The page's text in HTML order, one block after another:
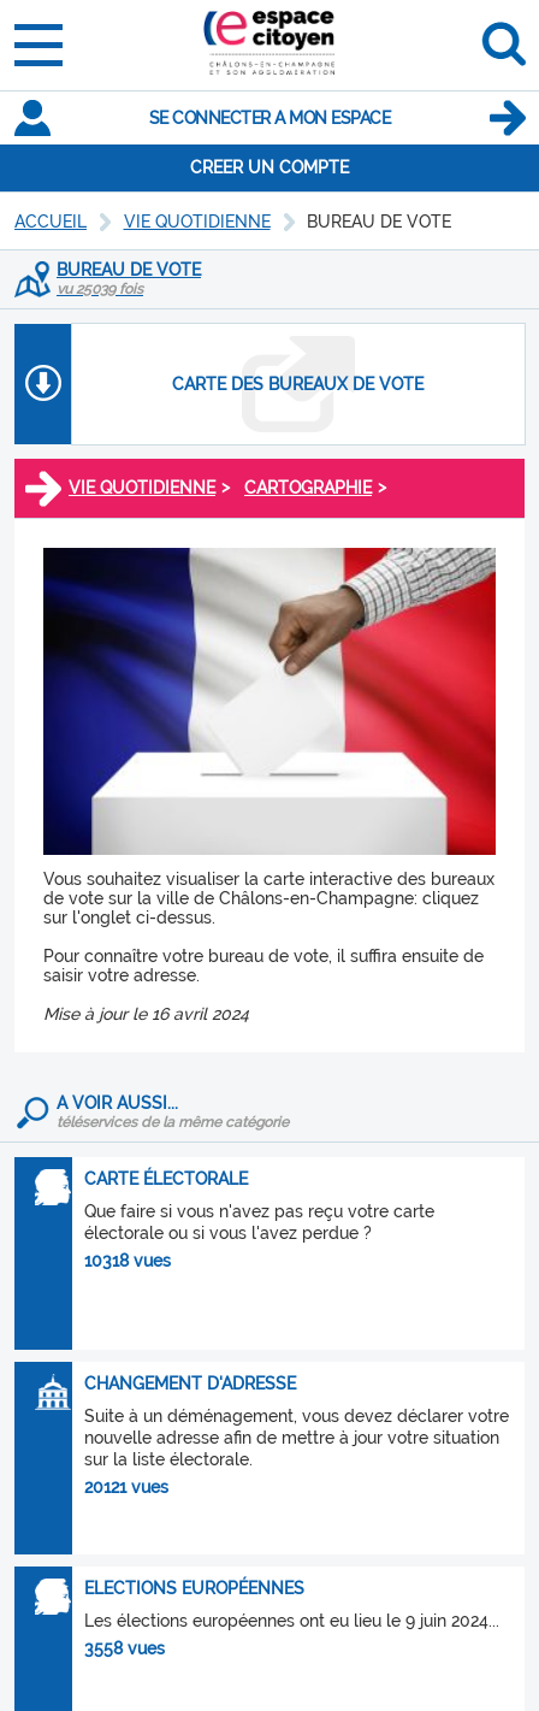
SE CONNECTER A MON ESPACE
CREER UN COMPTE
ACCUEIL VIE QUOTIDIENNE BUREAU DE VOTE
BUREAU DE VOTE
vu 25039 fois
CARTE DES BUREAUX DE VOTE
VIE QUOTIDIENNE > CARTOGRAPHIE >
Vous souhaitez visualiser la carte interactive des bureaux
de vote sur la ville de Châlons-en-Champagne: cliquez
sur l'onglet ci-dessus.
Pour connaître votre bureau de vote, il suffira ensuite de
saisir votre adresse.
Mise à jour le 16 avril 2024
A VOIR AUSSI...
téléservices de la même catégorie
CARTE ÉLECTORALE
Que faire si vous n'avez pas reçu votre carte
électorale ou si vous l'avez perdue ?
10318 vues
CHANGEMENT D'ADRESSE
Suite à un déménagement, vous devez déclarer votre
nouvelle adresse afin de mettre à jour votre situation
sur la liste électorale.
20121 vues
ELECTIONS EUROPÉENNES
Les élections européennes ont eu lieu le 9 juin 2024...
3558 vues